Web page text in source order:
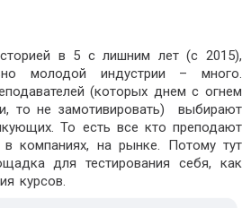
в 5 с лишним лет (с 2015),
молодой индустрии – много.
(которых днем с огнем
то не замотивировать) выбирают
То есть все кто преподают
компаниях, на рынке. Потому тут
для тестирования себя, как
курсов.